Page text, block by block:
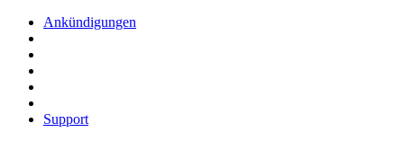
Ankündigungen
Support